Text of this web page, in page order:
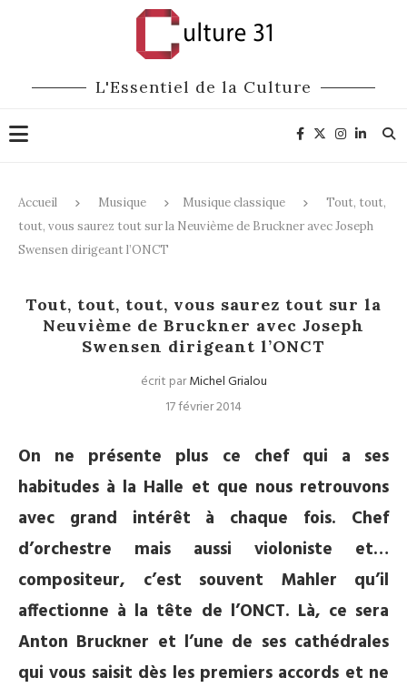
L'Essentiel de la Culture
Accueil Musique Musique classique
Tout, tout,
tout, vous saurez tout sur la Neuvième de Bruckner avec Joseph
Swensen dirigeant l’ONCT
Tout, tout, tout, vous saurez tout sur la
Neuvième de Bruckner avec Joseph
Swensen dirigeant l’ONCT
écrit parMichel Grialou
17 février 2014
On ne présente plus ce chef qui a ses
habitudes à la Halle et que nous retrouvons
avec grand intérêt à chaque fois. Chef
d’orchestre mais aussi violoniste et…
compositeur, c’est souvent Mahler qu’il
affectionne à la tête de l’ONCT. Là, ce sera
Anton Bruckner et l’une de ses cathédrales
qui vous saisit dès les premiers accords et ne